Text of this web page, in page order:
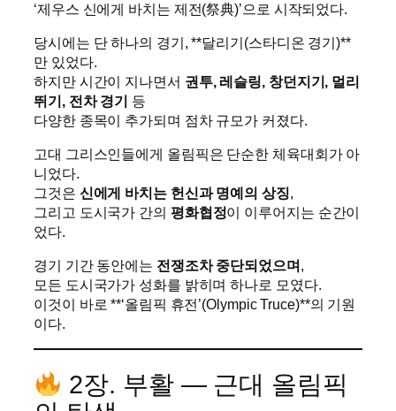
‘제우스 신에게 바치는 제전(祭典)’으로 시작되었다.
당시에는 단 하나의 경기, **달리기(스타디온 경기)**
만 있었다.
하지만 시간이 지나면서 권투, 레슬링, 창던지기, 멀리
뛰기, 전차 경기 등
다양한 종목이 추가되며 점차 규모가 커졌다.
고대 그리스인들에게 올림픽은 단순한 체육대회가 아
니었다.
그것은 신에게 바치는 헌신과 명예의 상징,
그리고 도시국가 간의 평화협정이 이루어지는 순간이
었다.
경기 기간 동안에는 전쟁조차 중단되었으며 ,
모든 도시국가가 성화를 밝히며 하나로 모였다.
이것이 바로 **‘올림픽 휴전’(Olympic Truce)**의 기원
이다.
2장. 부활 — 근대 올림픽